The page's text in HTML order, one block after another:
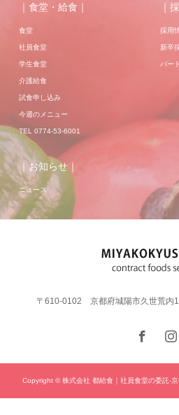
｜食堂・給食｜
食堂
社員食堂
学生食堂
介護給食
試食申し込み
今週のメニュー
TEL 0774-53-6001
｜
採用
新卒
パー
｜お知らせ｜
ニュース
〒610-0102 京都府城陽市久世荒
Copyright © 株式会社 都給食｜社員食堂の委託-